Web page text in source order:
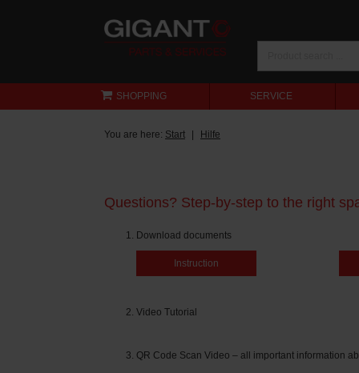
SHOPPING SERVICE
You are here: Start Hilfe
Questions? Step-by-step to the right
Download documents
Instruction
Video Tutorial
QR Code Scan Video – all important information